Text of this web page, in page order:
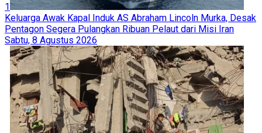
1
Keluarga Awak Kapal Induk AS Abraham Lincoln Murka, Desak
Pentagon Segera Pulangkan Ribuan Pelaut dari Misi Iran
Sabtu, 8 Agustus 2026